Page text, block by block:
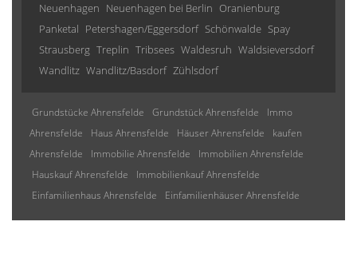
Neuenhagen Neuenhagen bei Berlin Oranienburg
Panketal Petershagen/Eggersdorf Schönwalde Spay
Strausberg Treplin Tribsees Waldesruh Waldsieversdorf
Wandlitz Wandlitz/Basdorf Zühlsdorf
Grundstücke Ahrensfelde Grundstück Ahrensfelde
Immo
Ahrensfelde
Haus Ahrensfelde Häuser Ahrensfelde
kaufen
Ahrensfelde
Immobilie Ahrensfelde
Immobilien Ahrensfelde
Hauskauf Ahrensfelde
Immobilienkauf Ahrensfelde
Einfamilienhaus Ahrensfelde
Einfamilienhäuser Ahrensfelde